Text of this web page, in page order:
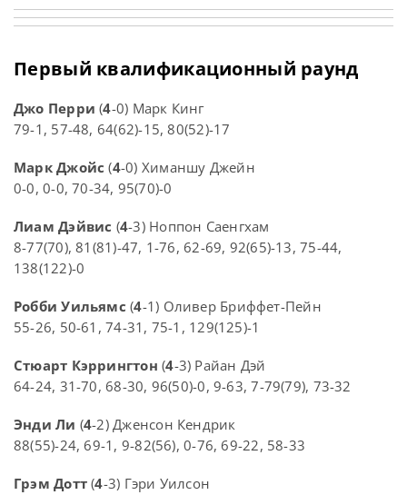
Первый квалификационный раунд
Джо Перри (4-0) Марк Кинг
79-1, 57-48, 64(62)-15, 80(52)-17
Марк Джойс (4-0) Химаншу Джейн
0-0, 0-0, 70-34, 95(70)-0
Лиам Дэйвис (4-3) Ноппон Саенгхам
8-77(70), 81(81)-47, 1-76, 62-69, 92(65)-13, 75-44,
138(122)-0
Робби Уильямс (4-1) Оливер Бриффет-Пейн
55-26, 50-61, 74-31, 75-1, 129(125)-1
Стюарт Кэррингтон (4-3) Райан Дэй
64-24, 31-70, 68-30, 96(50)-0, 9-63, 7-79(79), 73-32
Энди Ли (4-2) Дженсон Кендрик
88(55)-24, 69-1, 9-82(56), 0-76, 69-22, 58-33
Грэм Дотт (4-3) Гэри Уилсон